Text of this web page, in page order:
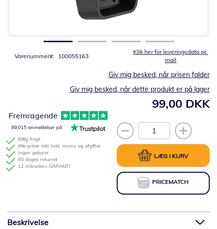
Klik her for leveringsdato pr.
mail
Varenummer 100055163
99,00 DKK
Giv mig besked, når prisen falder
Giv mig besked, når dette produkt er på lager
LÆG I KURV
PRICEMATCH
Billig fragt
Alle priser inkl. told, moms og afgifter
Ingen gebyrer
60 dages returret
12 måneders GARANTI
Fremragende
99,015 anmeldelser på
billedgalleriet
Beskrivelse